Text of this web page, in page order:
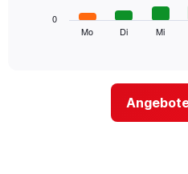
Monate
durchschnittlichen
Mo Di Mi
0